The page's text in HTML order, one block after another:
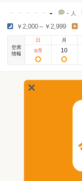
- - 人
￥2,000～￥2,999
空席
情報
日
8/9
月
10